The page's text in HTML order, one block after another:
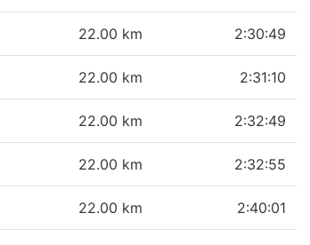
22.00 km 2:30:49
22.00 km 2:31:10
22.00 km 2:32:49
22.00 km 2:32:55
22.00 km 2:40:01